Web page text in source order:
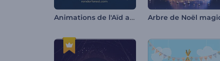
Animations de l'Aïd al-Adha